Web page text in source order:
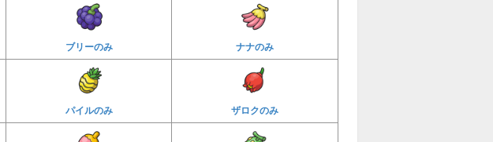
ブリーのみ ナナのみ
パイルのみ ザロクのみ